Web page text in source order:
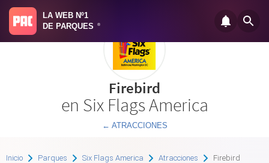
LA WEB Nº1
DE PARQUES
®
Firebird
en Six Flags America
← ATRACCIONES
Inicio Parques Six Flags America Atracciones Firebird